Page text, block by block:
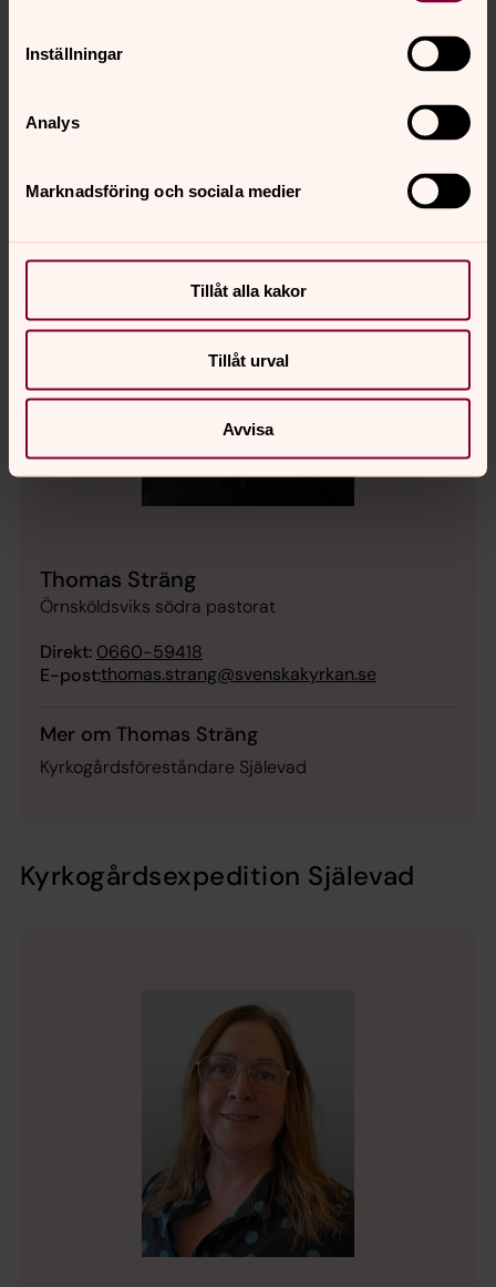
Inställningar
Analys
Marknadsföring och sociala medier
Tillåt alla kakor
Tillåt urval
Avvisa
Kyrkogårdsexpedition Själevad
Thomas Sträng
Örnsköldsviks södra pastorat
Direkt: 0660-59418
E-post:thomas.strang@svenskakyrkan.se
Mer om Thomas Sträng
Kyrkogårdsföreståndare Själevad
Kyrkogårdsexpedition Själevad